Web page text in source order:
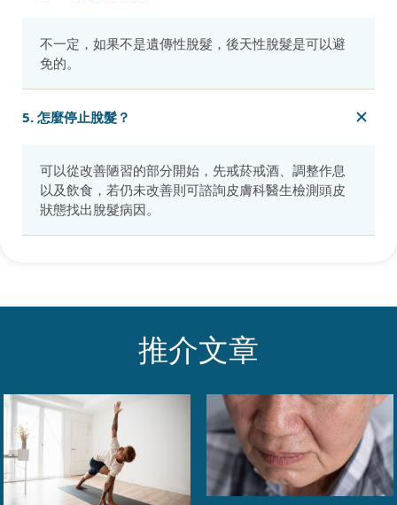
不一定，如果不是遺傳性脫髮，後天性脫髮是可以避
免的。
5. 怎麼停止脫髮？
可以從改善陋習的部分開始，先戒菸戒酒、調整作息
以及飲食，若仍未改善則可諮詢皮膚科醫生檢測頭皮
狀態找出脫髮病因。
推介文章